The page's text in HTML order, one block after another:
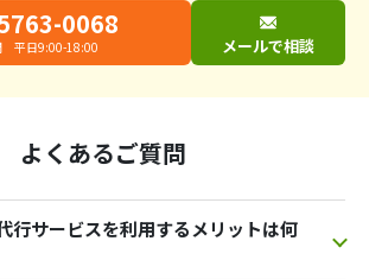
0068
平日9:00-18:00 メールで相談
よくあるご質問
行サービスを利用するメリットは何